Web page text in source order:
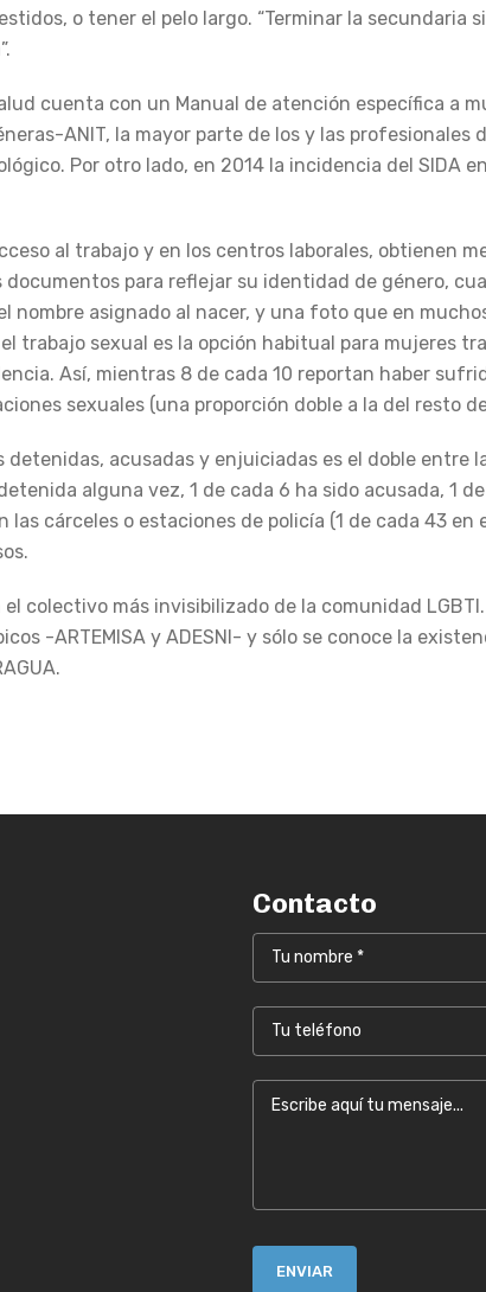
o tener el pelo largo. “Terminar la secundaria
cuenta con un Manual de atención específica a
ANIT, la mayor parte de los y las profesionales
Por otro lado, en 2014 la incidencia del SIDA
al trabajo y en los centros laborales, obtienen
documentos para reflejar su identidad de género,
nombre asignado al nacer, y una foto que en
trabajo sexual es la opción habitual para mujeres
Así, mientras 8 de cada 10 reportan haber
sexuales (una proporción doble a la del resto
detenidas, acusadas y enjuiciadas es el doble entre
alguna vez, 1 de cada 6 ha sido acusada, 1
cárceles o estaciones de policía (1 de cada 43 en
el colectivo más invisibilizado de la comunidad
-ARTEMISA y ADESNI- y sólo se conoce la
Contacto